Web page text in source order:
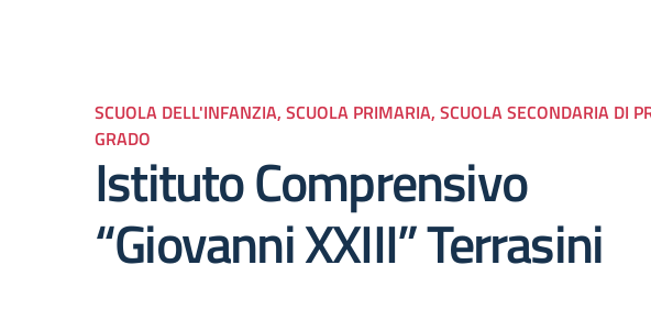
SCUOLA DELL'INFANZIA, SCUOLA PRIMARIA, SCUOLA SECONDARIA DI
GRADO
Istituto Comprensivo
“Giovanni XXIII” Terrasini